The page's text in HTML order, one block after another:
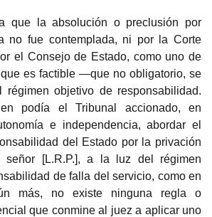
que la absolución o preclusión por
no fue contemplada, ni por la Corte
el Consejo de Estado, como uno de
es factible ―que no obligatorio, se
objetivo de responsabilidad.
podía el Tribunal accionado, en
e independencia, abordar el
del Estado por la privación
[L.R.P.], a la luz del régimen
de falla del servicio, como en
más, no existe ninguna regla o
que conmine al juez a aplicar uno